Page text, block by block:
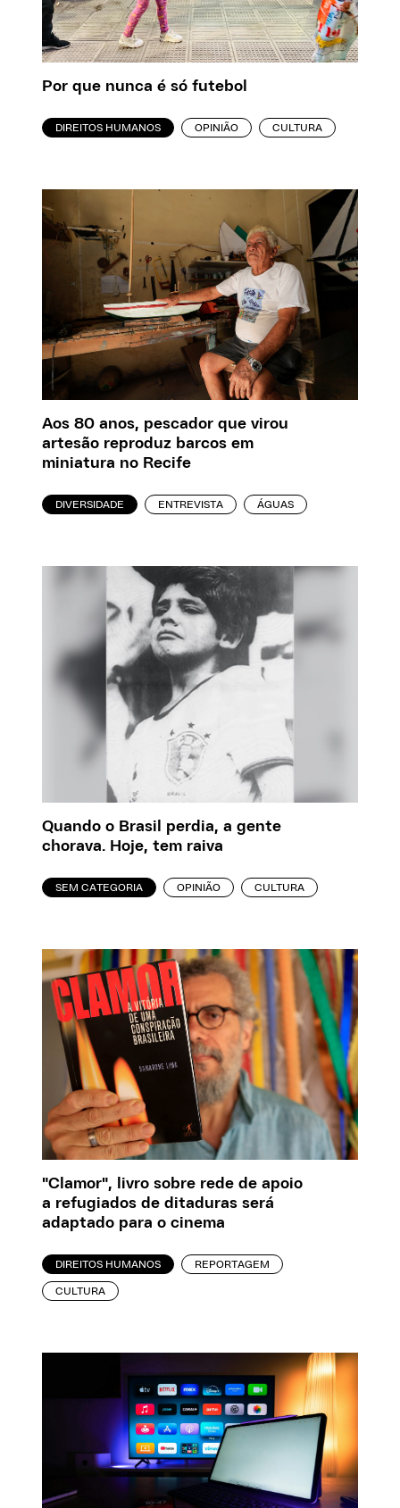
Por que nunca é só futebol
DIREITOS HUMANOS OPINIÃO CULTURA
Aos 80 anos, pescador que virou
artesão reproduz barcos em
miniatura no Recife
DIVERSIDADE ENTREVISTA ÁGUAS
Quando o Brasil perdia, a gente
chorava. Hoje, tem raiva
SEM CATEGORIA OPINIÃO CULTURA
"Clamor", livro sobre rede de apoio
a refugiados de ditaduras será
adaptado para o cinema
DIREITOS HUMANOS REPORTAGEM
CULTURA